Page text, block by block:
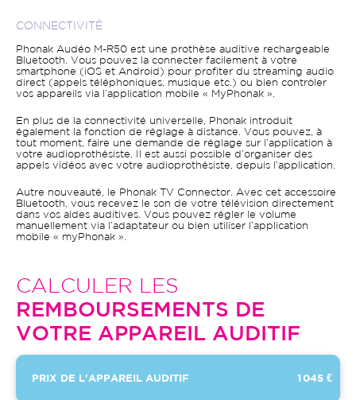
CONNECTIVITÉ
Phonak Audéo M-R50 est une prothèse auditive rechargeable
Bluetooth. Vous pouvez la connecter facilement à votre
smartphone (iOS et Android) pour profiter du streaming audio
direct (appels téléphoniques, musique etc.) ou bien contrôler
vos appareils via l’application mobile « MyPhonak ».
En plus de la connectivité universelle, Phonak introduit
également la fonction de réglage à distance. Vous pouvez, à
tout moment, faire une demande de réglage sur l’application à
votre audioprothésiste. Il est aussi possible d’organiser des
appels vidéos avec votre audioprothésiste, depuis l’application.
Autre nouveauté, le Phonak TV Connector. Avec cet accessoire
Bluetooth, vous recevez le son de votre télévision directement
dans vos aides auditives. Vous pouvez régler le volume
manuellement via l’adaptateur ou bien utiliser l’application
mobile « myPhonak ».
CALCULER LES
REMBOURSEMENTS DE
VOTRE APPAREIL AUDITIF
PRIX DE L'APPAREIL AUDITIF 1 045 €